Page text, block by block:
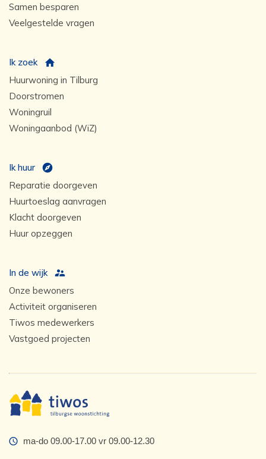
Samen besparen
Veelgestelde vragen
Ik zoek
Huurwoning in Tilburg
Doorstromen
Woningruil
Woningaanbod (WiZ)
Ik huur
Reparatie doorgeven
Huurtoeslag aanvragen
Klacht doorgeven
Huur opzeggen
In de wijk
Onze bewoners
Activiteit organiseren
Tiwos medewerkers
Vastgoed projecten
ma-do 09.00-17.00 vr 09.00-12.30